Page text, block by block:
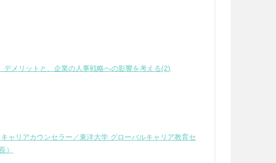
デメリットと、企業の人事戦略への影響を考える(2)
キャリアカウンセラー／東洋大学 グローバルキャリア教育セ
）